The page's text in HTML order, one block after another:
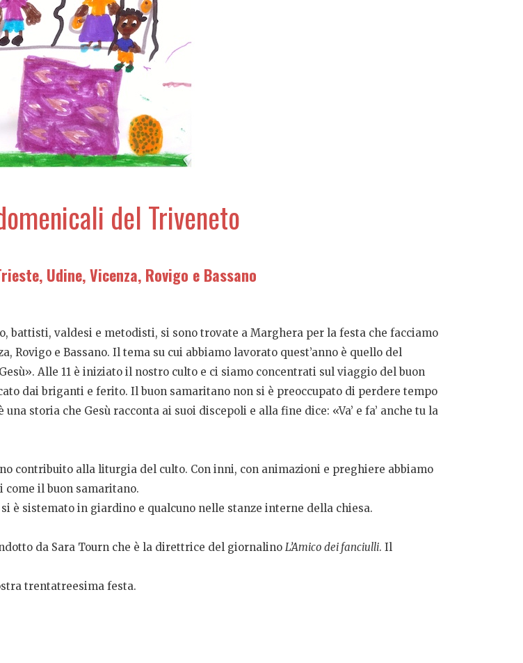
del Triveneto
Udine, Vicenza, Rovigo e Bassano
battisti, valdesi e metodisti, si sono trovate a Marghera per la festa che facciamo
Rovigo e Bassano. Il tema su cui abbiamo lavorato quest’anno è quello del
Alle 11 è iniziato il nostro culto e ci siamo concentrati sul viaggio del buon
dai briganti e ferito. Il buon samaritano non si è preoccupato di perdere tempo
storia che Gesù racconta ai suoi discepoli e alla fine dice: «Va’ e fa’ anche tu la
contribuito alla liturgia del culto. Con inni, con animazioni e preghiere abbiamo
come il buon samaritano.
è sistemato in giardino e qualcuno nelle stanze interne della chiesa.
da Sara Tourn che è la direttrice del giornalino L’Amico dei fanciulli. Il
trentatreesima festa.